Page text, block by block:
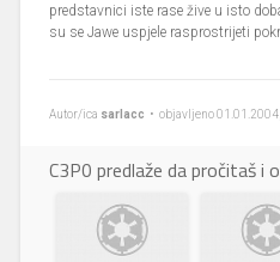
predstavnici iste rase žive u isto
su se Jawe uspjele rasprostrijeti
Autor/ica sarlacc • objavljeno
C3P0 predlaže da pročitaš i